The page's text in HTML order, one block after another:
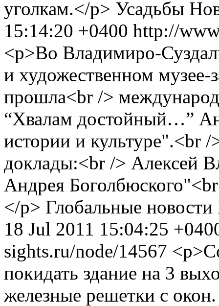
уголкам.</p> Усадьбы
15:14:20 +0400 http://
<p>Во Владимиро-
и художественном музее-
прошла<br />
“Хвалам достойный…”
истории и культуре".<br
доклады:<br /> Алексей
Андрея
</p> Глобальные новости
18 Jul 2011 15:04:25
sights.ru/node/14567
покидать здание на 3
железные решетки с